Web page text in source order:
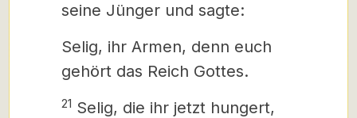
seine Jünger und sagte:
Selig, ihr Armen, denn euch
gehört das Reich Gottes.
21 Selig, die ihr jetzt hungert,